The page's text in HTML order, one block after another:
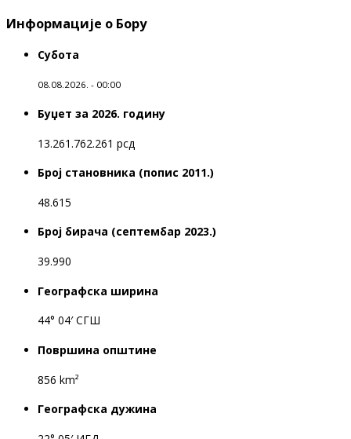
Информације о Бору
Субота
08.08.2026. - 00:00
Буџет за 2026. годину
13.261.762.261 рсд
Број становника (попис 2011.)
48.615
Број бирача (септембар 2023.)
39.990
Географска ширина
44° 04′ СГШ
Површина општине
856 km²
Географска дужина